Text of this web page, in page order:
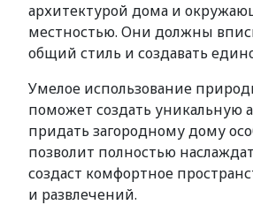
архитектурой дома и
местностью. Они должны
общий стиль и создавать
Умелое использование
поможет создать уникальную
придать загородному дому
позволит полностью
создаст комфортное
и развлечений.